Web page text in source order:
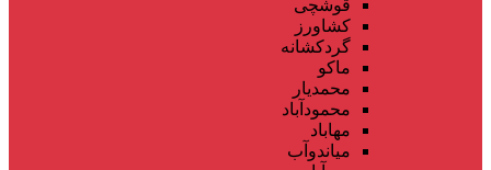
قوشچی
کشاورز
گردکشانه
ماکو
محمدیار
محمودآباد
مهاباد
میاندوآب